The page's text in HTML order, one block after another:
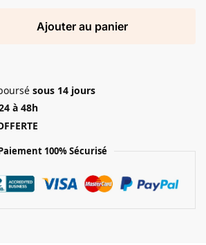
Ajouter au panier
sous 14 jours
à 48h
100% Sécurisé